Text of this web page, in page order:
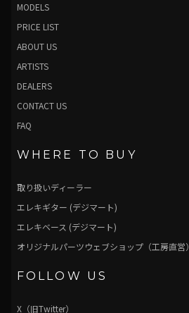
MODELS
PRICE LIST
ABOUT US
ARTISTS
DEALERS
CONTACT US
FAQ
WHERE TO BUY
取り扱いディーラー
エレキギター (デジマート)
エレキベース (デジマート)
オリジナルパーツウェブショップ（工房直営）
FOLLOW US
X（旧Twitter）